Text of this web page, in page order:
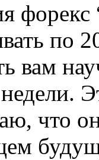
по
вам
что